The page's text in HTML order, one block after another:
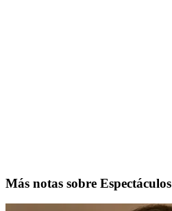
Más notas sobre Espectáculos